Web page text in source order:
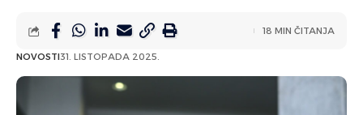
NOVOSTI31. LISTOPADA 2025.
18 MIN ČITANJA